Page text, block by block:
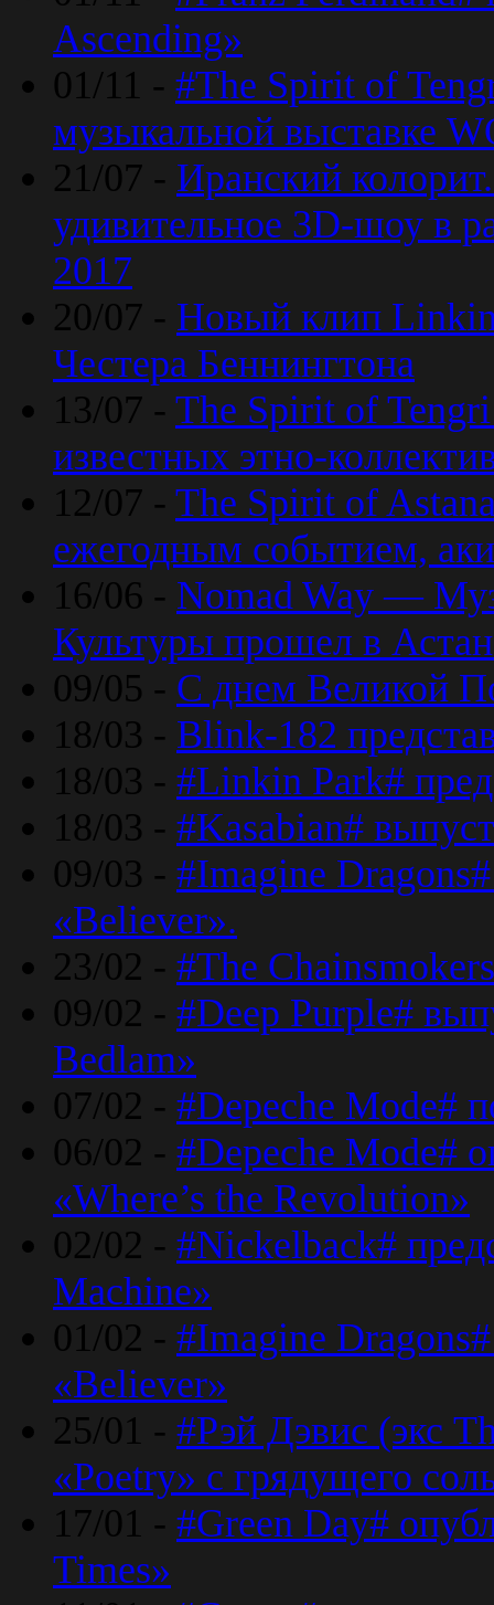
Ascending»
01/11 - #The Spirit of
музыкальной выставке
21/07 - Иранский
удивительное 3D-шоу в
2017
20/07 - Новый клип Linkin
Честера Беннингтона
13/07 - The Spirit of Tengri
известных этно-
12/07 - The Spirit of
ежегодным событием,
16/06 - Nomad Way —
Культуры прошел в
09/05 - С днем Великой
18/03 - Blink-182
18/03 - #Linkin Park#
18/03 - #Kasabian#
09/03 - #Imagine
«Believer».
23/02 - #The
09/02 - #Deep Purple#
Bedlam»
07/02 - #Depeche Mode#
06/02 - #Depeche Mode#
«Where’s the Revolution»
02/02 - #Nickelback#
Machine»
01/02 - #Imagine
«Believer»
25/01 - #Рэй Дэвис (экс
«Poetry» с грядущего
17/01 - #Green Day#
Times»